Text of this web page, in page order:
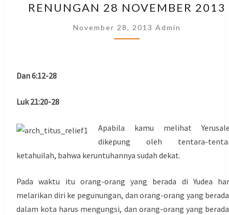
28
NOVEMBER
2013
RENUNGAN 28 NOVEMBER 2013
November 28, 2013 Admin
Dan 6:12-28
Luk 21:20-28
Apabila kamu melihat
dikepung oleh tentara-
ketahuilah, bahwa keruntuhannya sudah dekat.
Pada waktu itu orang-orang yang berada di Yudea
melarikan diri ke pegunungan, dan orang-orang yang
dalam kota harus mengungsi, dan orang-orang yang